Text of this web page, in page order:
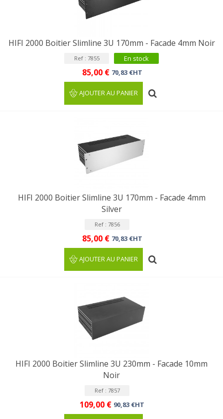
HIFI 2000 Boitier Slimline 3U 170mm - Facade 4mm Noir
Ref : 7855 En stock
85,00 € 70,83 €HT
AJOUTER AU PANIER
HIFI 2000 Boitier Slimline 3U 170mm - Facade 4mm
Silver
Ref : 7856
85,00 € 70,83 €HT
AJOUTER AU PANIER
HIFI 2000 Boitier Slimline 3U 230mm - Facade 10mm
Noir
Ref : 7857
109,00 € 90,83 €HT